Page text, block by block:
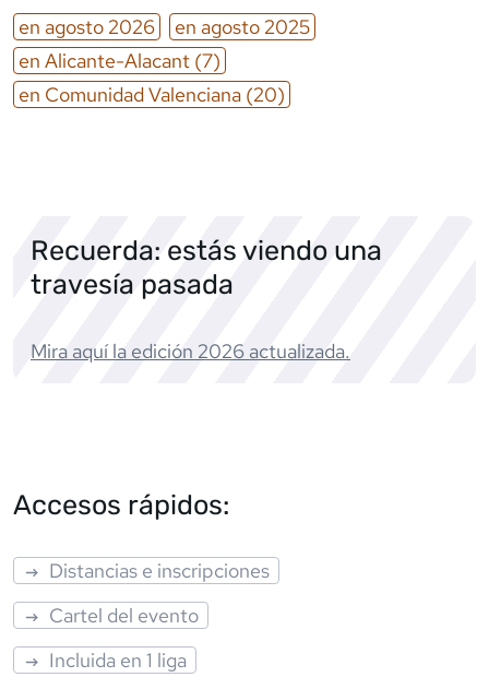
en agosto 2026 en agosto 2025
en Alicante-Alacant (7)
en Comunidad Valenciana (20)
Recuerda: estás viendo una
travesía pasada
Mira aquí la edición 2026 actualizada.
Accesos rápidos:
Distancias e inscripciones
Cartel del evento
Incluida en 1 liga